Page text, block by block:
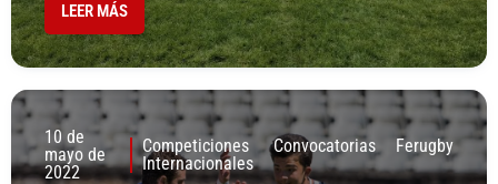
LEER MÁS
10 de
mayo de
2022
Competiciones
Internacionales
Convocatorias Ferugby